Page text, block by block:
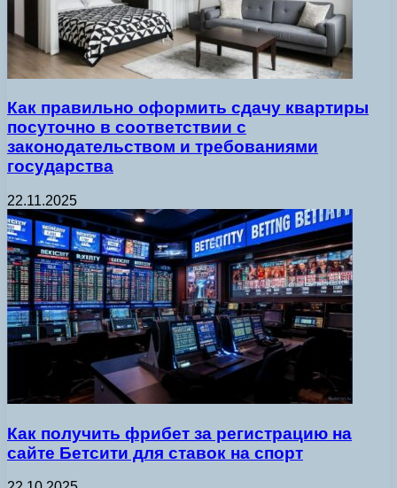
Как правильно оформить сдачу квартиры
посуточно в соответствии с
законодательством и требованиями
государства
22.11.2025
Как получить фрибет за регистрацию на
сайте Бетсити для ставок на спорт